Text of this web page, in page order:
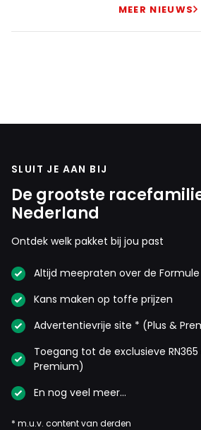
MEER NIEUWS
SLUIT JE AAN BIJ
De grootste
Nederland
Ontdek welk pakket bij jou past
Altijd meepraten over de Formule
Kans maken op toffe prijzen
Advertentievrije site * (Plus &
Toegang tot de exclusieve
Premium)
En nog veel meer…
* m.u.v. content van derden